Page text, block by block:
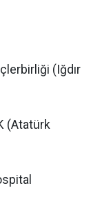
(Iğdır
(Atatürk